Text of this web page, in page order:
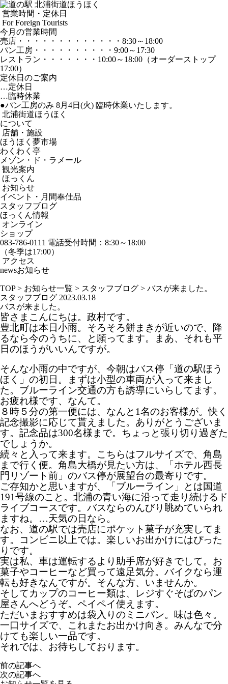
営業時間・定休日
For Foreign Tourists
今月の営業時間
売店 ・・・・・・・・・・・・・ 8:30～18:00
パン工房 ・・・・・・・・・・ 9:00～17:30
レストラン ・・・・・・・ 10:00～18:00 （オーダーストップ
17:00）
定休日のご案内
…定休日
…臨時休業
●パン工房のみ 8月4日(火) 臨時休業いたします。
北浦街道ほうほく
について
店舗・施設
ほうほく夢市場
わくわく亭
メゾン・ド・ラメール
観光案内
ほっくん
お知らせ
イベント・月間奉仕品
スタッフブログ
ほっくん情報
オンライン
ショップ
083-786-0111 電話受付時間：8:30～18:00
（冬季は17:00）
アクセス
newsお知らせ
TOP> お知らせ一覧 > スタッフブログ > バスが来ました。
スタッフブログ 2023.03.18
バスが来ました。
皆さまこんにちは。政村です。
豊北町は本日小雨。そろそろ餅まきが近いので、降
るなら今のうちに、と願ってます。まあ、それも平
日のほうがいいんですが。
そんな小雨の中ですが、今朝はバス停「道の駅ほう
ほく」の初日。まずは小型の車両が入って来まし
た。ブルーライン交通の方も誘導にいらしてます。
お疲れ様です、なんて。
８時５分の第一便には、なんと1名のお客様が。快く
記念撮影に応じて貰えました。ありがとうございま
す。記念品は300名様まで。ちょっと張り切り過ぎた
でしょうか。
続々と入って来ます。こちらはフルサイズで、 角島
まで行く便。角島大橋が見たい方は、「ホテル西長
門リゾート前」のバス停が展望台の最寄りです。
ご存知かと思いますが、「ブルーライン」とは国道
191号線のこと。北浦の青い海に沿って走り続けるド
ライブコースです。バスならのんびり眺めていられ
ますね。…天気の日なら。
なお、道の駅では売店にポケット菓子が充実してま
す。コンビニ以上では。楽しいお出かけにはぴった
りです。
実は私、車は運転するより助手席が好きでして。お
菓子やコーヒーなど買って遠足気分。バイクなら運
転も好きなんですが。そんな方、いませんか。
そしてカップのコーヒー類は、レジすぐそばのパン
屋さんへどうぞ。ペイペイ使えます。
ただいまおすすめは袋入りのミニパン。味は色々。
一口サイズで、これまたお出かけ向き。みんなで分
けても楽しい一品です。
それでは、お待ちしております。
前の記事へ
次の記事へ